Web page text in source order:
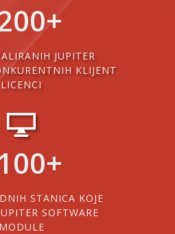
+
JUPITER
KLIJENT
LICENCI
+
STANICA KOJE
SOFTWARE
MODULE